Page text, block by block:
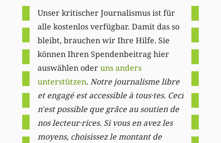
Unser kritischer Journalismus ist für
alle kostenlos verfügbar. Damit das so
bleibt, brauchen wir Ihre Hilfe. Sie
können Ihren Spendenbeitrag hier
auswählen oderuns anders
unterstützen. Notre journalisme libre
et engagé est accessible à tous·tes. Ceci
n'est possible que grâce au soutien de
nos lecteur·rices. Si vous en avez les
moyens, choisissez le montant de